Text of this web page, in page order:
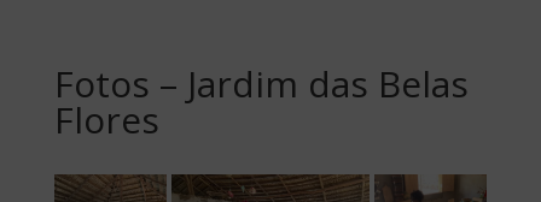
Fotos – Jardim das Belas
Flores